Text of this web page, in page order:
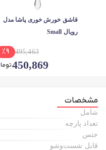
قاشق خورش خوری پاشا مدل
رویال Small
495,463
%9
450,869
مشخصات
شامل
تعداد پارچه
جنس
قابل شست‌و‌شو